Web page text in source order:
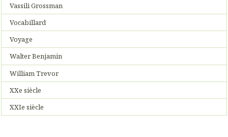
Vassili Grossman
Vocabillard
Voyage
Walter Benjamin
William Trevor
XXe siècle
XXIe siècle